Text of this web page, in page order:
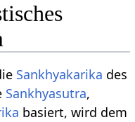
Sankhyakarika des
Sankhyasutra,
basiert, wird dem